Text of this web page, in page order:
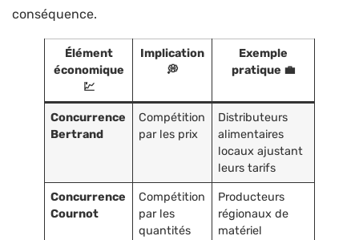
conséquence.
Élément
économique
💹
Implication
💭
Exemple
pratique 💼
Concurrence
Bertrand
Compétition
par les prix
Distributeurs
alimentaires
locaux ajustant
leurs tarifs
Concurrence
Cournot
Compétition
par les
quantités
Producteurs
régionaux de
matériel